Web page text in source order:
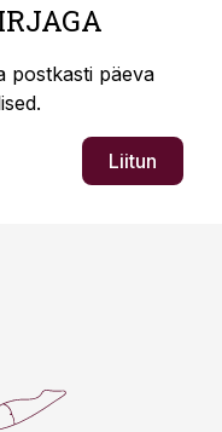
postkasti päeva
Liitun